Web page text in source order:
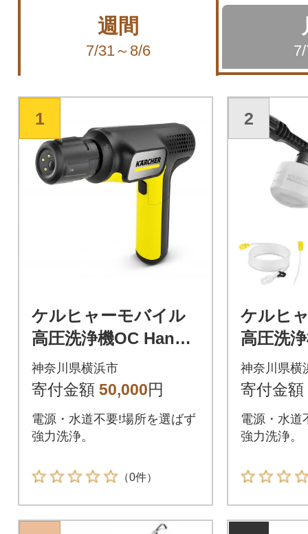
週間
7/31～8/6
1
ケルヒャーモバイル
高圧洗浄機OC Handy
Compact(ハンディエ
ア)
神奈川県横浜市
寄付金額 50,000円
電源・水道不要!場所を選ばず
強力洗浄。
（0件）
2
ケルヒ
高圧洗
dy(ハン
神奈川県横
寄付金額
電源・水道
強力洗浄。